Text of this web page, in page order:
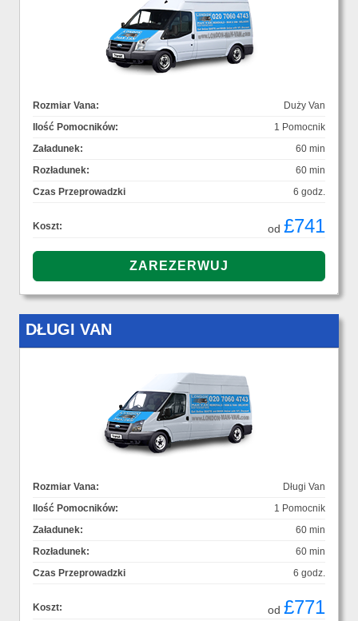
Rozmiar Vana:
Duży Van
Ilość Pomocników:
1 Pomocnik
Załadunek:
60 min
Rozładunek:
60 min
Czas Przeprowadzki
6 godz.
Koszt: od £741
DŁUGI VAN
Rozmiar Vana:
Długi Van
Ilość Pomocników:
1 Pomocnik
Załadunek:
60 min
Rozładunek:
60 min
Czas Przeprowadzki
6 godz.
Koszt: od £771